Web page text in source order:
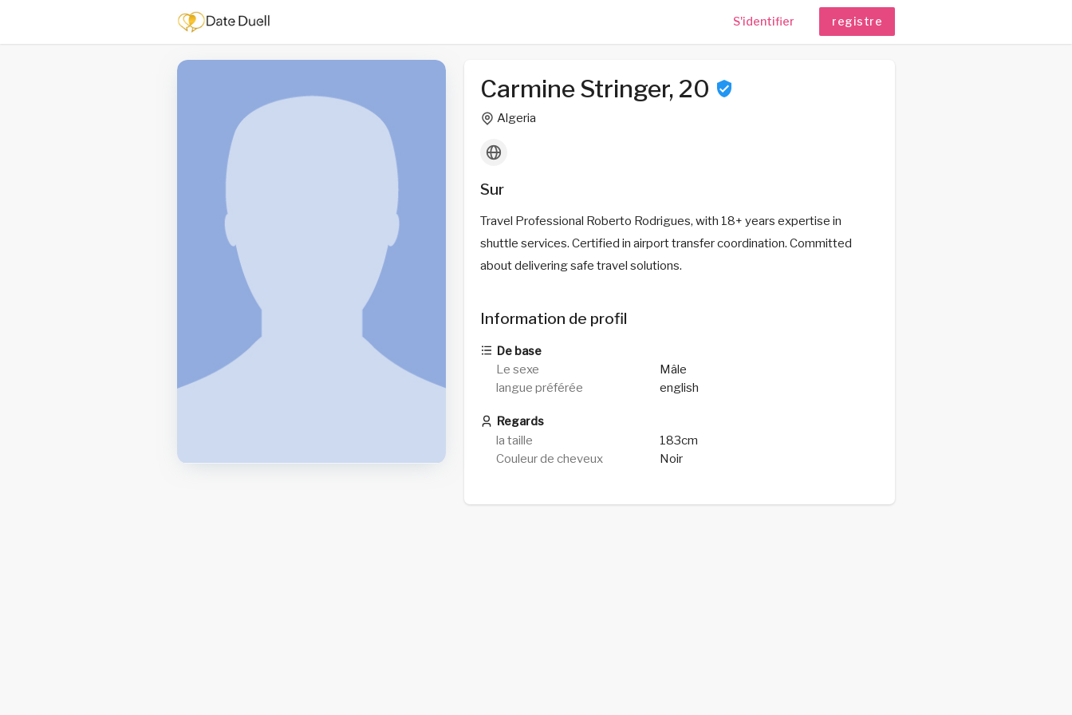
S'identifier registre
Carmine Stringer, 20
Algeria
Sur
Travel Professional Roberto Rodrigues, with 18+ years expertise in
shuttle services. Certified in airport transfer coordination. Committed
about delivering safe travel solutions.
Information de profil
De base
Le sexe
Mâle
langue préférée
english
Regards
la taille
183cm
Couleur de cheveux
Noir